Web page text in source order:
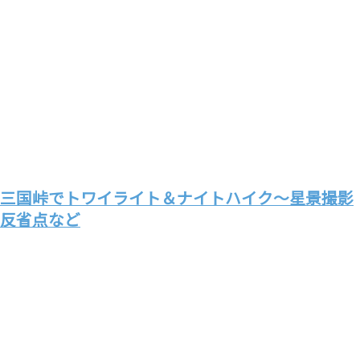
三国峠でトワイライト＆ナイトハイク～星景撮影
反省点など